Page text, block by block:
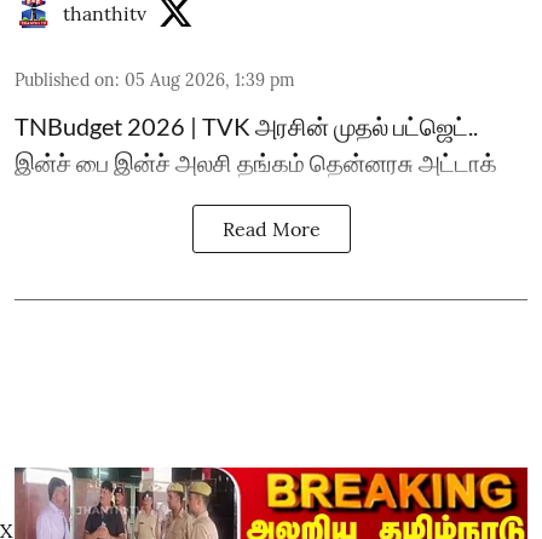
thanthitv
Published on: 05 Aug 2026, 1:39 pm
TNBudget 2026 | TVK அரசின் முதல் பட்ஜெட்..
இன்ச் பை இன்ச் அலசி தங்கம் தென்னரசு அட்டாக்
Read More
X